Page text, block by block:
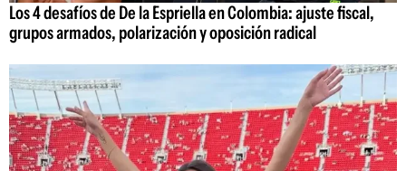
Los 4 desafíos de De la Espriella en Colombia: ajuste fiscal,
grupos armados, polarización y oposición radical